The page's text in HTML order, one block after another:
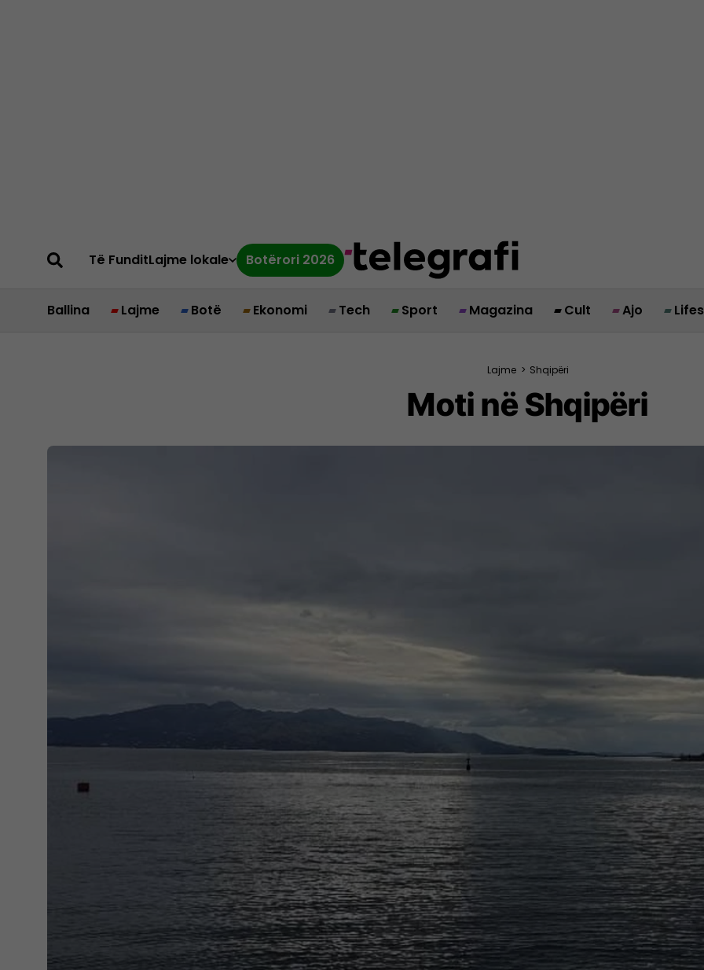
Të FunditLajme lokale Botërori 2026
Ballina Lajme Botë Ekonomi Tech Sport Magazina Cult Ajo
Lajme > Shqipëri
Moti në Shqipëri